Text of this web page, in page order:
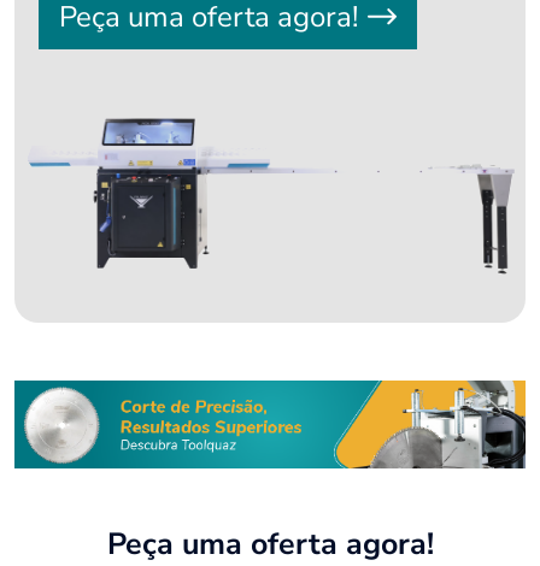
Peça uma oferta agora!
Peça uma oferta agora!